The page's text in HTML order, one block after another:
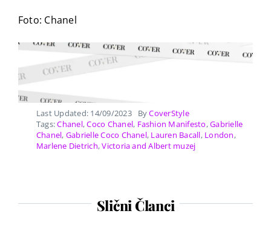
Foto: Chanel
Last Updated: 14/09/2023 ByCoverStyle
Tags:Chanel,Coco Chanel, Fashion Manifesto,Gabrielle
Chanel, Gabrielle Coco Chanel, Lauren Bacall, London,
Marlene Dietrich,Victoria and Albert muzej
Slični Članci